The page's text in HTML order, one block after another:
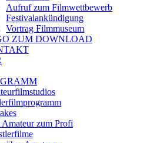
Aufruf zum Filmwettbewerb
Festivalankündigung
Vortrag Filmmuseum
ZUM DOWNLOAD
Amateur zum Profi